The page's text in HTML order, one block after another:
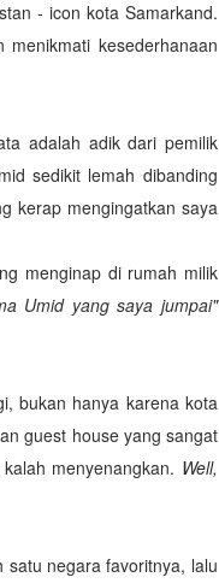
- icon kota Samarkand.
kesederhanaan
adalah adik dari pemilik
sedikit lemah dibanding
kerap mengingatkan saya
menginap di rumah milik
Umid yang saya jumpai"
bukan hanya karena kota
guest house yang sangat
menyenangkan. Well,
negara favoritnya, lalu